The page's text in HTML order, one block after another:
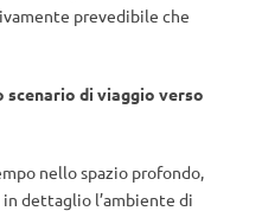
prevedibile che
scenario di viaggio verso
nello spazio profondo,
dettaglio l’ambiente di